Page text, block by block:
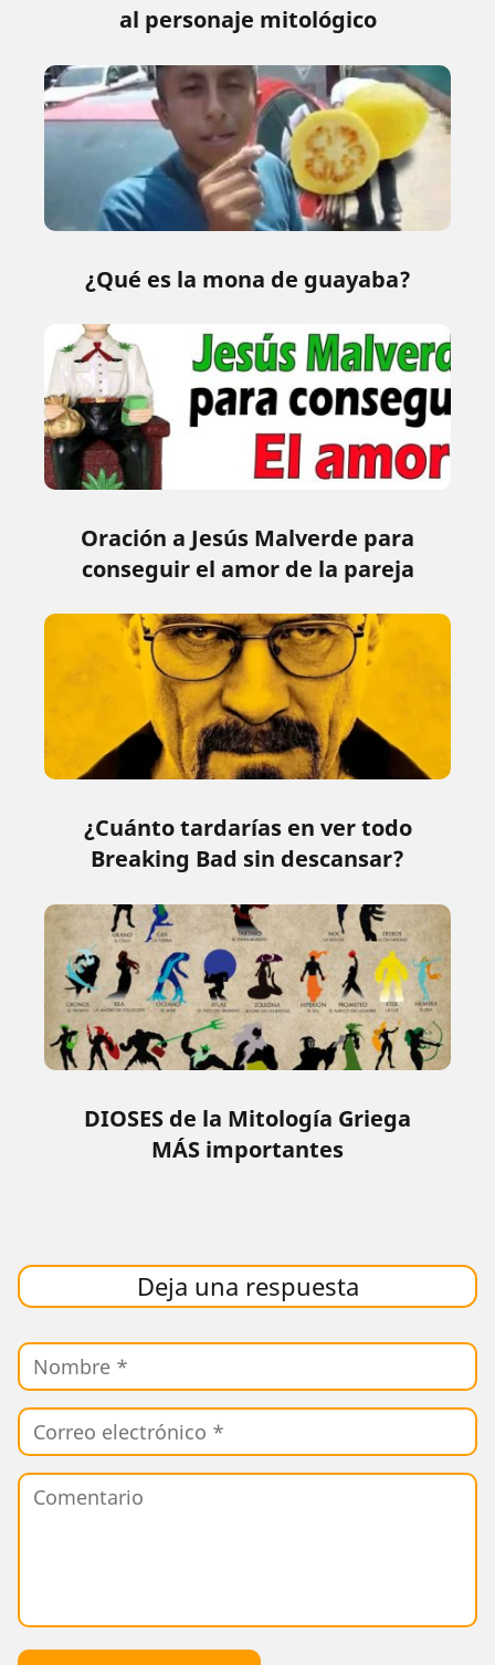
al personaje mitológico
¿Qué es la mona de guayaba?
Oración a Jesús Malverde para
conseguir el amor de la pareja
¿Cuánto tardarías en ver todo
Breaking Bad sin descansar?
DIOSES de la Mitología Griega
MÁS importantes
Deja una respuesta